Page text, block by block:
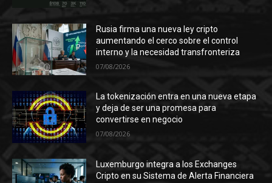
Rusia firma una nueva ley cripto
aumentando el cerco sobre el control
interno y la necesidad transfronteriza
07/08/2026
La tokenización entra en una nueva etapa
y deja de ser una promesa para
convertirse en negocio
07/08/2026
Luxemburgo integra a los Exchanges
Cripto en su Sistema de Alerta Financiera